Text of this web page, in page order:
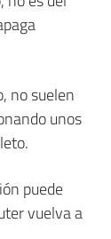
no suelen
unos
puede
vuelva a